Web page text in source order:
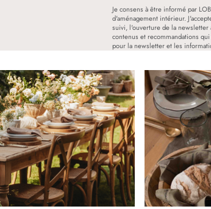
Je consens à être informé par
d'aménagement intérieur.
suivi, l'ouverture de la
contenus et recommandations
pour la newsletter et les